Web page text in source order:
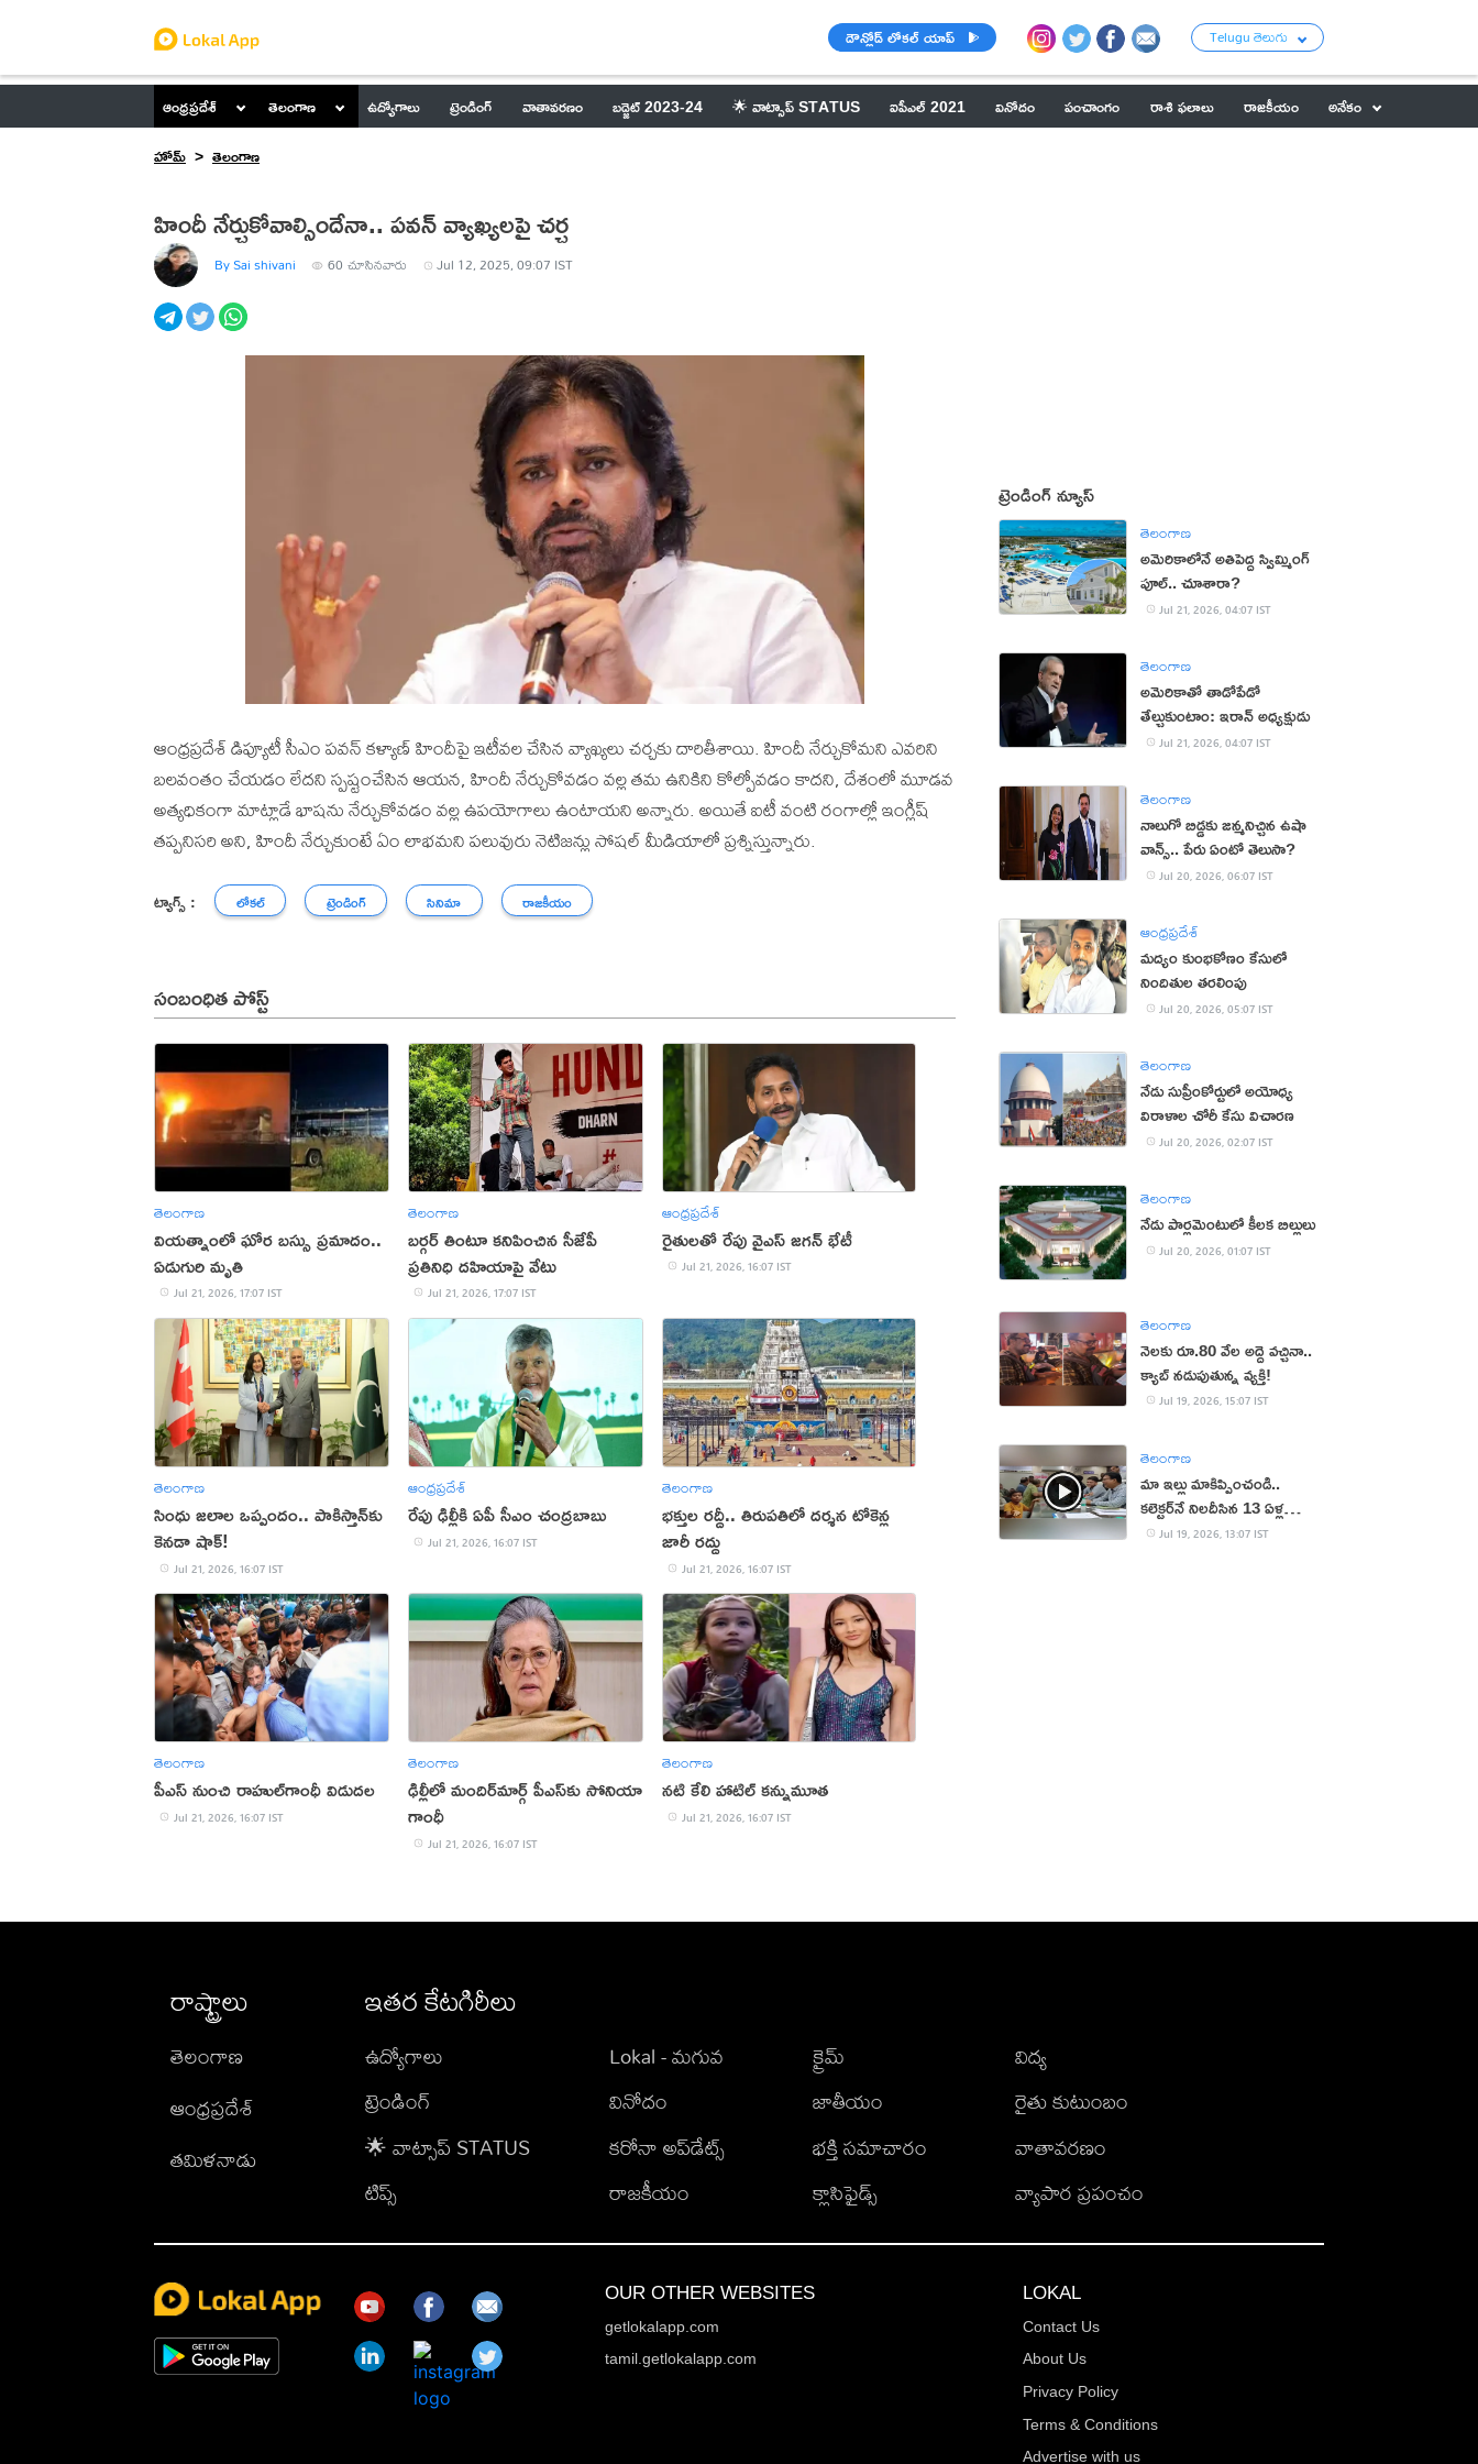
డౌన్లోడ్ లోకల్ యాప్ Telugu తెలుగు
ఆంధ్రప్రదేశ్ తెలంగాణ ఉద్యోగాలు ట్రెండింగ్ వాతావరణం బడ్జెట్ 2023-24 🌟 వాట్సాప్ STATUS ఐపీఎల్ 2021 వినోదం పంచాంగం రాశి ఫలాలు రాజకీయం
అనేకం
హోమ్
తెలంగాణ
హిందీ నేర్చుకోవాల్సిందేనా.. పవన్ వ్యాఖ్యలపై చర్చ
By Sai shivani 60 చూసినవారు Jul 12, 2025, 09:07 IST
ఆంధ్రప్రదేశ్ డిప్యూటీ సీఎం పవన్ కళ్యాణ్ హిందీపై ఇటీవల చేసిన వ్యాఖ్యలు చర్చకు దారితీశాయి. హిందీ నేర్చుకోమని ఎవరిని
బలవంతం చేయడం లేదని స్పష్టంచేసిన ఆయన, హిందీ నేర్చుకోవడం వల్ల తమ ఉనికిని కోల్పోవడం కాదని, దేశంలో మూడవ
అత్యధికంగా మాట్లాడే భాషను నేర్చుకోవడం వల్ల ఉపయోగాలు ఉంటాయని అన్నారు. అయితే ఐటీ వంటి రంగాల్లో ఇంగ్లీష్
తప్పనిసరి అని, హిందీ నేర్చుకుంటే ఏం లాభమని పలువురు నెటిజన్లు సోషల్ మీడియాలో ప్రశ్నిస్తున్నారు.
ట్యాగ్స్ : లోకల్ ట్రెండింగ్ సినిమా రాజకీయం
సంబంధిత పోస్ట్
తెలంగాణ
వియత్నాంలో ఘోర బస్సు ప్రమాదం..
ఏడుగురి మృతి
Jul 21, 2026, 17:07 IST
తెలంగాణ
బర్గర్ తింటూ కనిపించిన సీజేపీ
ప్రతినిధి దహియాపై వేటు
Jul 21, 2026, 17:07 IST
ఆంధ్రప్రదేశ్
రైతులతో రేపు వైఎస్ జగన్ భేటీ
Jul 21, 2026, 16:07 IST
తెలంగాణ
సింధు జలాల ఒప్పందం.. పాకిస్తాన్‌కు
కెనడా షాక్!
Jul 21, 2026, 16:07 IST
ఆంధ్రప్రదేశ్
రేపు ఢిల్లీకి ఏపీ సీఎం చంద్రబాబు
Jul 21, 2026, 16:07 IST
తెలంగాణ
భక్తుల రద్దీ.. తిరుపతిలో దర్శన టోకెన్ల
జారీ రద్దు
Jul 21, 2026, 16:07 IST
తెలంగాణ
పీఎస్‌ నుంచి రాహుల్‌గాంధీ విడుదల
Jul 21, 2026, 16:07 IST
తెలంగాణ
ఢిల్లీలో మందిర్‌మార్గ్‌ పీఎస్‌కు సోనియా
గాంధీ
Jul 21, 2026, 16:07 IST
తెలంగాణ
నటి కేలి హాటిల్ కన్నుమూత
Jul 21, 2026, 16:07 IST
ట్రెండింగ్ న్యూస్
తెలంగాణ
అమెరికాలోనే అతిపెద్ద స్విమ్మింగ్‌
పూల్‌.. చూశారా?
Jul 21, 2026, 04:07 IST
తెలంగాణ
అమెరికాతో తాడోపేడో
తేల్చుకుంటాం: ఇరాన్ అధ్యక్షుడు
Jul 21, 2026, 04:07 IST
తెలంగాణ
నాలుగో బిడ్డకు జన్మనిచ్చిన ఉషా
వాన్స్.. పేరు ఏంటో తెలుసా?
Jul 20, 2026, 06:07 IST
ఆంధ్రప్రదేశ్
మద్యం కుంభకోణం కేసులో
నిందితుల తరలింపు
Jul 20, 2026, 05:07 IST
తెలంగాణ
నేడు సుప్రీంకోర్టులో అయోధ్య
విరాళాల చోరీ కేసు విచారణ
Jul 20, 2026, 02:07 IST
తెలంగాణ
నేడు పార్లమెంటులో కీలక బిల్లులు
Jul 20, 2026, 01:07 IST
తెలంగాణ
నెలకు రూ.80 వేల అద్దె వచ్చినా..
క్యాబ్ నడుపుతున్న వ్యక్తి!
Jul 19, 2026, 15:07 IST
తెలంగాణ
మా ఇల్లు మాకిప్పించండి..
కలెక్టర్‌నే నిలదీసిన 13 ఏళ్ల
బాలుడు!
Jul 19, 2026, 13:07 IST
రాష్ట్రాలు
తెలంగాణ
ఆంధ్రప్రదేశ్
తమిళనాడు
ఇతర కేటగిరీలు
ఉద్యోగాలు
ట్రెండింగ్
🌟 వాట్సాప్ STATUS
టిప్స్
Lokal - మగువ
వినోదం
కరోనా అప్‌డేట్స్
రాజకీయం
క్రైమ్
జాతీయం
భక్తి సమాచారం
క్లాసిఫైడ్స్
విద్య
రైతు కుటుంబం
వాతావరణం
వ్యాపార ప్రపంచం
OUR OTHER WEBSITES
getlokalapp.com
tamil.getlokalapp.com
LOKAL
Contact Us
About Us
Privacy Policy
Terms & Conditions
Advertise with us